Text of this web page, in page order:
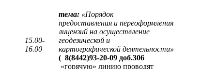
15.00-
16.00
тема: «Порядок
предоставления и переоформления
лицензий на осуществление
геодезической и
картографической деятельности»
( 8(8442)93-20-09 доб.306
«горячую» линию проводят